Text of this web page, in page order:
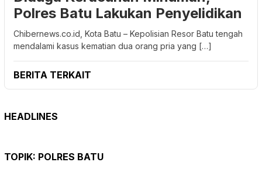
Polres Batu Lakukan Penyelidikan
Chibernews.co.id, Kota Batu – Kepolisian Resor Batu tengah
mendalami kasus kematian dua orang pria yang […]
BERITA TERKAIT
HEADLINES
TOPIK: POLRES BATU